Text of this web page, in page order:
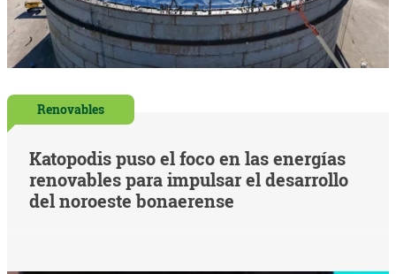
Renovables
Katopodis puso el foco en las energías
renovables para impulsar el desarrollo
del noroeste bonaerense